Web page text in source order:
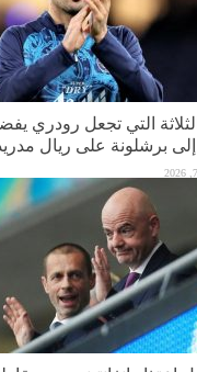
التي تجعل رودري
إلى برشلونة على ريال